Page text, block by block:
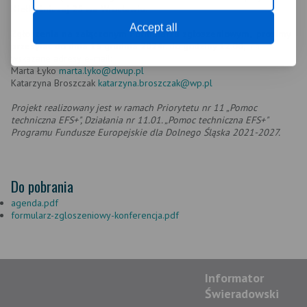
Accept all
Kiełbaśniczej 25 we Wrocławiu.
Zgłoszenia na załączonym Formularzu zgłoszeniowym, prosimy
przesyłać do dnia 13 grudnia 2024r. do godziny 12.00,na
Marta Łykomarta.lyko@dwup.pl
Katarzyna Broszczak katarzyna.broszczak@wp.pl
Projekt realizowany jest w ramach Priorytetu nr 11 „Pomoc
techniczna EFS+", Działania nr 11.01. „Pomoc techniczna EFS+"
Programu Fundusze Europejskie dla Dolnego Śląska 2021-2027.
Do pobrania
agenda.pdf
formularz-zgloszeniowy-konferencja.pdf
Informator
Świeradowski